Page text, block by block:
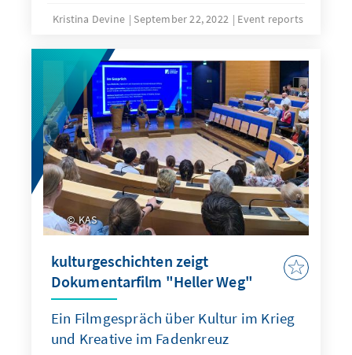
Kristina Devine September 22, 2022 Event reports
KAS
kulturgeschichten zeigt
Dokumentarfilm "Heller Weg"
Ein Filmgespräch über Kultur im Krieg
und Kreative im Fadenkreuz